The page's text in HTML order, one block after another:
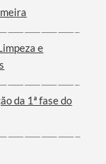
e
da 1ª fase do